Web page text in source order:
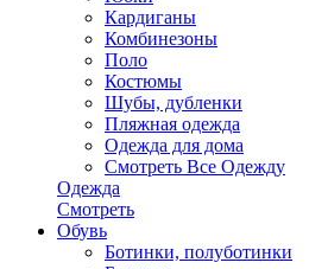
Кардиганы
Комбинезоны
Поло
Костюмы
Шубы, дубленки
Пляжная одежда
Одежда для дома
Смотреть Все Одежду
Одежда
Смотреть
Обувь
Ботинки, полуботинки